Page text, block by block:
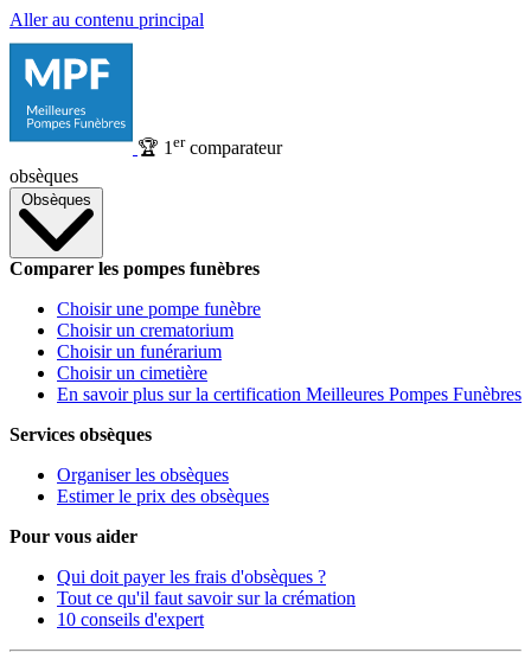
Aller au contenu principal
🏆 1 ercomparateur
obsèques
Obsèques
Comparer les pompes funèbres
Choisir une pompe funèbre
Choisir un crematorium
Choisir un funérarium
Choisir un cimetière
En savoir plus sur la certification Meilleures Pompes Funèbres
Services obsèques
Organiser les obsèques
Estimer le prix des obsèques
Pour vous aider
Qui doit payer les frais d'obsèques ?
Tout ce qu'il faut savoir sur la crémation
10 conseils d'expert